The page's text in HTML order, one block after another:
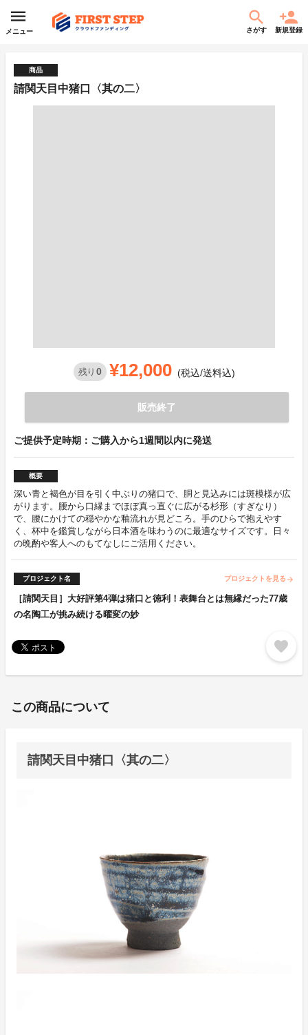
メニュー さがす 新規登録
商品
請関天目中猪口〈其の二〉
残り 0 ¥12,000 (税込/送料込)
販売終了
ご提供予定時期：ご購入から1週間以内に発送
概要
深い青と褐色が目を引く中ぶりの猪口で、胴と見込みには斑模様が広
がります。腰から口縁までほぼ真っ直ぐに広がる杉形（すぎなり）
で、腰にかけての穏やかな釉流れが見どころ。手のひらで抱えやす
く、杯中を鑑賞しながら日本酒を味わうのに最適なサイズです。日々
の晩酌や客人へのもてなしにご活用ください。
プロジェクト名 プロジェクトを見る arrow_forward
［請関天目］大好評第4弾は猪口と徳利！表舞台とは無縁だった77歳
の名陶工が挑み続ける曜変の妙
favorite
この商品について
請関天目中猪口〈其の二〉